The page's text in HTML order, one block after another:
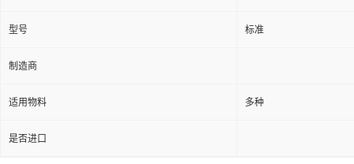
型号 标准
制造商
适用物料 多种
是否进口